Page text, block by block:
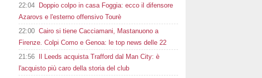
22:04
Doppio colpo in casa Foggia: ecco il difensore
Azarovs e l'esterno offensivo Tourè
22:00 Cairo si tiene Cacciamani, Mastanuono a
Firenze. Colpi Como e Genoa: le top news delle 22
21:56
Il Leeds acquista Trafford dal Man City: è
l'acquisto più caro della storia del club